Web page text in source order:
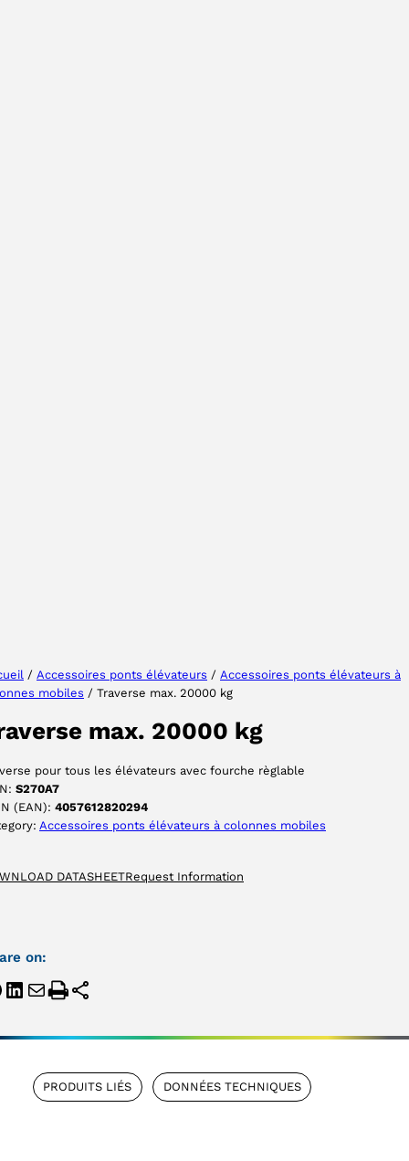
/ Accessoires ponts élévateurs / Accessoires ponts élévateurs à
mobiles / Traverse max. 20000 kg
max. 20000 kg
pour tous les élévateurs avec fourche règlable
S270A7
(EAN): 4057612820294
Accessoires ponts élévateurs à colonnes mobiles
DATASHEETRequest Information
on:
PRODUITS LIÉS DONNÉES TECHNIQUES